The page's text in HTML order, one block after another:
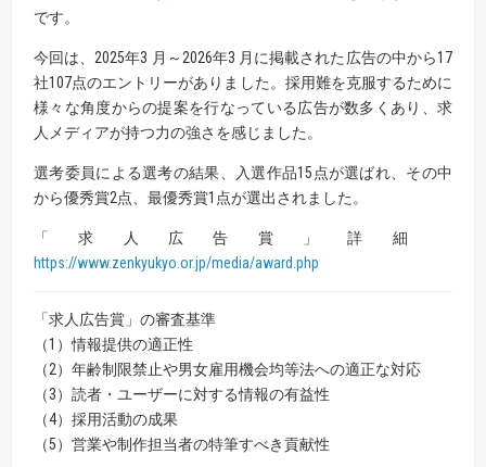
です。
今回は、2025年3 月～2026年3 月に掲載された広告の中から17
社107点のエントリーがありました。採用難を克服するために
様々な角度からの提案を行なっている広告が数多くあり、求
人メディアが持つ力の強さを感じました。
選考委員による選考の結果、入選作品15点が選ばれ、その中
から優秀賞2点、最優秀賞1点が選出されました。
「求人広告賞」詳細
https://www.zenkyukyo.or.jp/media/award.php
「求人広告賞」の審査基準
（1）情報提供の適正性
（2）年齢制限禁止や男女雇用機会均等法への適正な対応
（3）読者・ユーザーに対する情報の有益性
（4）採用活動の成果
（5）営業や制作担当者の特筆すべき貢献性